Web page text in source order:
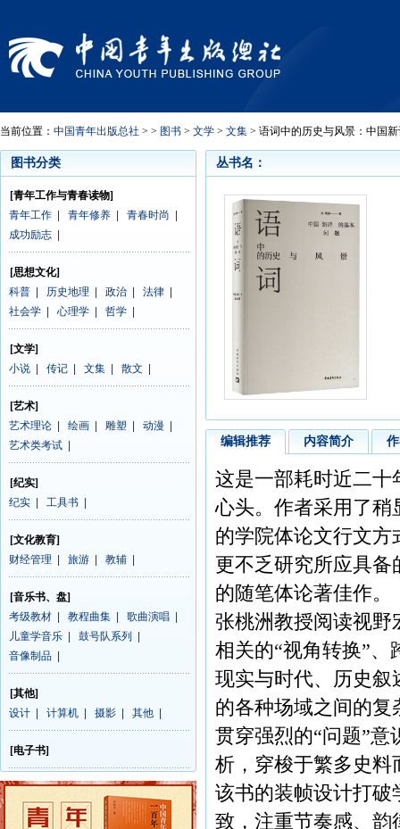
当前位置： 中国青年出版总社 > > 图书 > 文学 > 文集 > 语词中的历史与风景：中国
图书分类
[青年工作与青春读物]
青年工作
青年修养 青春时尚
成功励志
[思想文化]
科普
历史地理 政治 法律
社会学
心理学 哲学
[文学]
小说
传记 文集 散文
[艺术]
艺术理论
绘画 雕塑 动漫
艺术类考试
[纪实]
纪实
工具书
[文化教育]
财经管理
旅游 教辅
[音乐书、盘]
考级教材
教程曲集 歌曲演唱
儿童学音乐
鼓号队系列
音像制品
[其他]
设计
计算机 摄影 其他
[电子书]
丛书名：
编辑推荐 内容简介
这是一部耗时近二十
心头。作者采用了稍
的学院体论文行文
更不乏研究所应具
的随笔体论著佳作。
张桃洲教授阅读视野
相关的“视角转换”、
现实与时代、历史叙
的各种场域之间的
贯穿强烈的“问题”
析，穿梭于繁多史料
该书的装帧设计打破
致，注重节奏感、韵